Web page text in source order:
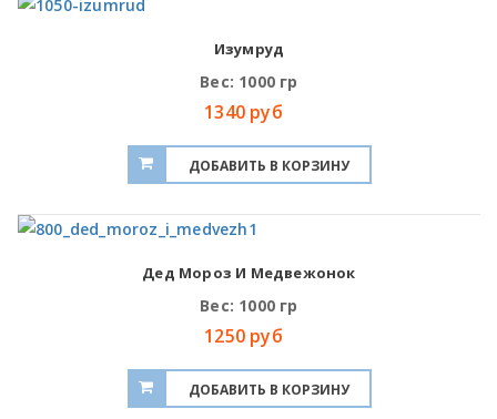
Изумруд
Вес: 1000 гр
1340 руб
Дед Мороз И Медвежонок
Вес: 1000 гр
1250 руб